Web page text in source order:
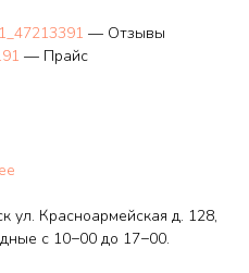
— Отзывы
— Прайс
ул. Красноармейская д. 128,
с 10−00 до 17−00.